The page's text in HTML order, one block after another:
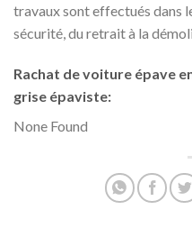
travaux sont effectués dans
sécurité, du retrait à la
Rachat de voiture épave
grise épaviste:
None Found